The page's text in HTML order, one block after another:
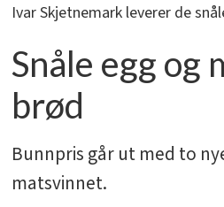
Ivar Skjetnemark leverer de
Snåle egg og
brød
Bunnpris går ut med to
matsvinnet.